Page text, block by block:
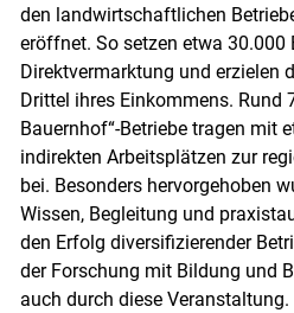
den landwirtschaftlichen
eröffnet. So setzen etwa 30.000
Direktvermarktung und erzielen
Drittel ihres Einkommens. Rund
Bauernhof“-Betriebe tragen mit
indirekten Arbeitsplätzen zur
bei. Besonders hervorgehoben
Wissen, Begleitung und
den Erfolg diversifizierender
der Forschung mit Bildung und
auch durch diese Veranstaltung.